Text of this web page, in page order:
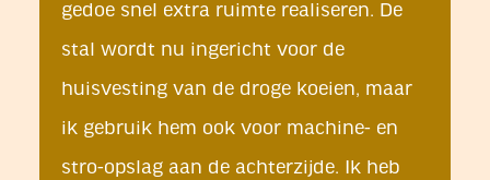
gedoe snel extra ruimte realiseren. De
stal wordt nu ingericht voor de
huisvesting van de droge koeien, maar
ik gebruik hem ook voor machine- en
stro-opslag aan de achterzijde. Ik heb